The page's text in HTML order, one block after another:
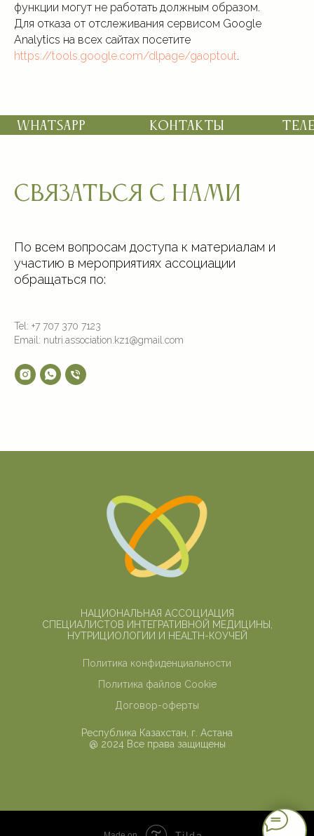
функции могут не работать должным образом.
Для отказа от отслеживания сервисом Google
Analytics на всех сайтах посетите
https://tools.google.com/dlpage/gaoptout.
Связаться с нами
По всем вопросам доступа к материалам и
участию в мероприятиях ассоциации
обращаться по:
Tel: +7 707 370 7123
Email: nutri.association.kz1@gmail.com
НАЦИОНАЛЬНАЯ АССОЦИАЦИЯ
СПЕЦИАЛИСТОВ ИНТЕГРАТИВНОЙ МЕДИЦИНЫ,
НУТРИЦИОЛОГИИ И HEALTH-КОУЧЕЙ
Политика конфиденциальности
Политика файлов Cookie
Договор-оферты
Республика Казахстан, г. Астана
@ 2024 Все права защищены